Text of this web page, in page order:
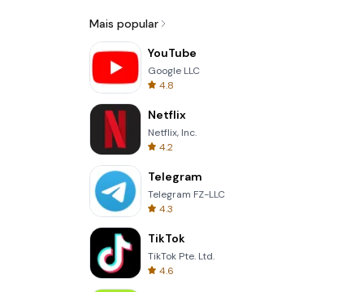
Mais popular
YouTube
Google LLC
4.8
Netflix
Netflix, Inc.
4.2
Telegram
Telegram FZ-LLC
4.3
TikTok
TikTok Pte. Ltd.
4.6